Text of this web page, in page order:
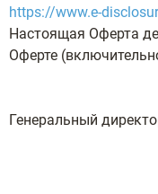
https://www.e-
Настоящая Оферта
Оферте
Генеральный